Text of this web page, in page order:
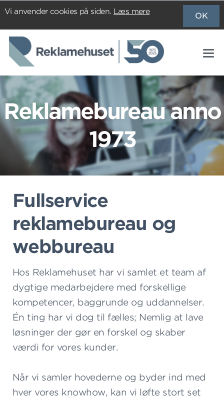
Vi anvender cookies på siden. Læs mere OK
Reklamebureau anno
1973
Fullservice
reklamebureau og
webbureau
Hos Reklamehuset har vi samlet et team af
dygtige medarbejdere med forskellige
kompetencer, baggrunde og uddannelser.
Én ting har vi dog til fælles; Nemlig at lave
løsninger der gør en forskel og skaber
værdi for vores kunder.
Når vi samler hovederne og byder ind med
hver vores knowhow, kan vi løfte stort set